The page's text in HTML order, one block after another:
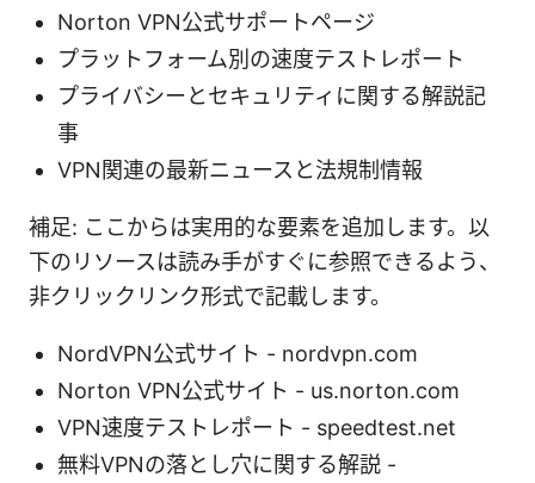
Norton VPN公式サポートページ
プラットフォーム別の速度テストレポート
プライバシーとセキュリティに関する解説記
事
VPN関連の最新ニュースと法規制情報
補足: ここからは実用的な要素を追加します。以
下のリソースは読み手がすぐに参照できるよう、
非クリックリンク形式で記載します。
NordVPN公式サイト - nordvpn.com
Norton VPN公式サイト - us.norton.com
VPN速度テストレポート - speedtest.net
無料VPNの落とし穴に関する解説 -